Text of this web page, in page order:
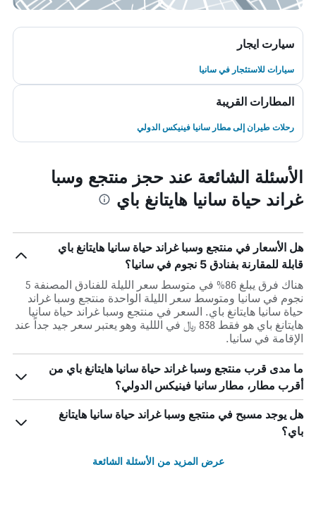
سيارت ايجار
سيارات للاستئجار في سانيا
المطارات القريبة
رحلات طيران إلى مطار سانيا فينيكس الدولي
الأسئلة الشائعة عند حجز منتجع وسبا
غراند حياة سانيا هايتانغ باي
هل الأسعار في منتجع وسبا غراند حياة سانيا هايتانغ باي
قابلة للمقارنة بفنادق 5 نجوم في سانيا؟
هناك فرق يبلغ 86% في متوسط ​​سعر الليلة للفنادق المصنفة 5
نجوم في سانيا ومتوسط ​​سعر الليلة الواحدة منتجع وسبا غراند
حياة سانيا هايتانغ باي. السعر في منتجع وسبا غراند حياة سانيا
هايتانغ باي هو فقط 838 ﷼ في الللية وهو يعتبر سعر جيد جداً عند
الإقامة في سانيا.
ما مدى قرب منتجع وسبا غراند حياة سانيا هايتانغ باي من
أقرب مطار، مطار سانيا فينيكس الدولي؟
هل يوجد مسبح في منتجع وسبا غراند حياة سانيا هايتانغ
باي؟
عرض المزيد من الأسئلة الشائعة